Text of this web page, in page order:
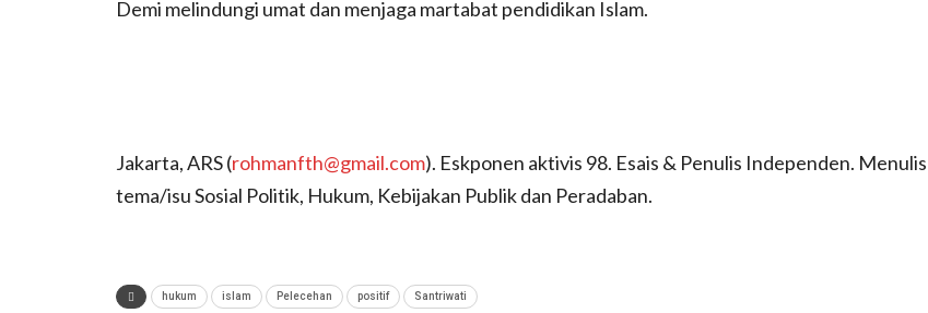
Demi melindungi umat dan menjaga martabat pendidikan Islam.
Jakarta, ARS (rohmanfth@gmail.com). Eskponen aktivis 98. Esais & Penulis Independen. Menulis
tema/isu Sosial Politik, Hukum, Kebijakan Publik dan Peradaban.
hukum islam Pelecehan positif Santriwati